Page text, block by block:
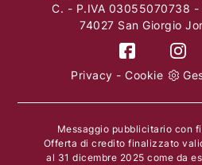
C. - P.IVA 03055070738
74027 San Giorgio
Privacy -Cookie
Messaggio pubblicitario con
Offerta di credito finalizzato
al 31 dicembre 2025 come da